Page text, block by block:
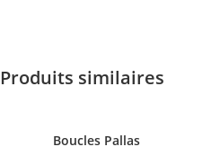
Produits similaires
Boucles Pallas